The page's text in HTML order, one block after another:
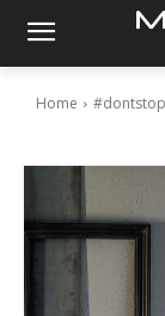
Home